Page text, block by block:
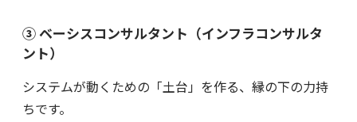
③ ベーシスコンサルタント（インフラコンサルタ
ント）
システムが動くための「土台」を作る、縁の下の力持
ちです。